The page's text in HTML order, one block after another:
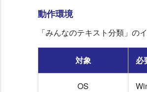
動作環境
「みんなのテキスト分類」の
対象 必
OS